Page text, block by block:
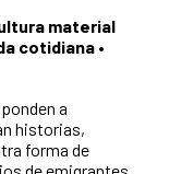
material
cotidiana •
a
historias,
forma de